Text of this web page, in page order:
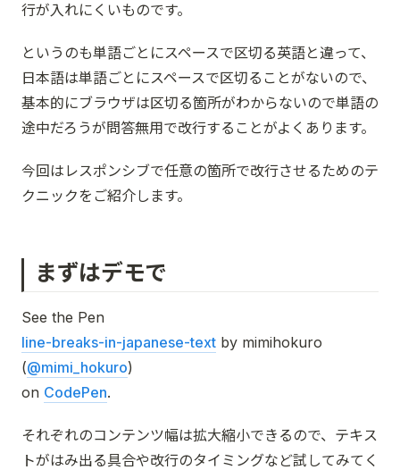
行が入れにくいものです。
というのも単語ごとにスペースで区切る英語と違って、
日本語は単語ごとにスペースで区切ることがないので、
基本的にブラウザは区切る箇所がわからないので単語の
途中だろうが問答無用で改行することがよくあります。
今回はレスポンシブで任意の箇所で改行させるためのテ
クニックをご紹介します。
まずはデモで
See the Pen
line-breaks-in-japanese-text by mimihokuro
(@mimi_hokuro)
on CodePen.
それぞれのコンテンツ幅は拡大縮小できるので、テキス
トがはみ出る具合や改行のタイミングなど試してみてく